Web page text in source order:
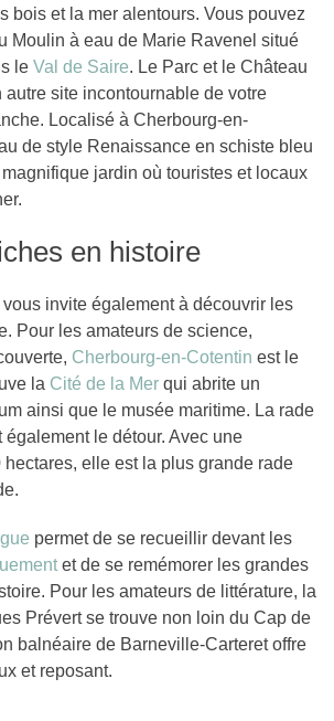
bois et la mer alentours. Vous pouvez
Moulin à eau de Marie Ravenel situé
le Val de Saire. Le Parc et le Château
autre site incontournable de votre
Localisé à Cherbourg-en-
de style Renaissance en schiste bleu
jardin où touristes et locaux
en histoire
vous invite également à découvrir les
Pour les amateurs de science,
Cherbourg-en-Cotentin est le
la Cité de la Mer qui abrite un
ainsi que le musée maritime. La rade
le détour. Avec une
elle est la plus grande rade
permet de se recueillir devant les
et de se remémorer les grandes
Pour les amateurs de littérature, la
Prévert se trouve non loin du Cap de
balnéaire de Barneville-Carteret offre
et reposant.